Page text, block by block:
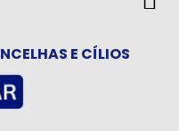
E CÍLIOS